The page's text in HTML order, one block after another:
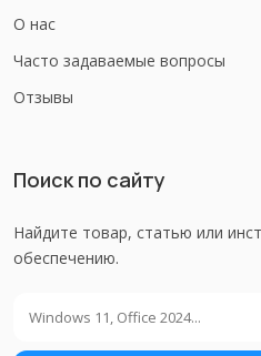
О нас
Часто задаваемые вопросы
Отзывы
Поиск по сайту
Найдите товар, статью или
обеспечению.